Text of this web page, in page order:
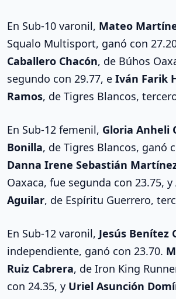
En Sub-10 varonil, Mateo
Squalo Multisport, ganó con
Caballero Chacón, de Búhos
segundo con 29.77, e Iván Farik
Ramos, de Tigres Blancos,
En Sub-12 femenil, Gloria Anheli
Bonilla, de Tigres Blancos, ganó
Danna Irene Sebastián
Oaxaca, fue segunda con 23.75, y
Aguilar, de Espíritu Guerrero,
En Sub-12 varonil, Jesús Benítez
independiente, ganó con 23.70.
Ruiz Cabrera, de Iron King
con 24.35, y Uriel Asunción